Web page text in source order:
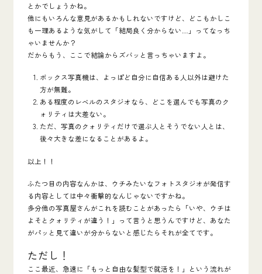
とかでしょうかね。
他にもいろんな意見があるかもしれないですけど、どこもかしこ
も一理あるような気がして「結局良く分からない…」ってなっち
ゃいませんか？
だからもう、ここで結論からズバッと言っちゃいますよ。
ボックス写真機は、よっぽど自分に自信ある人以外は避けた
方が無難。
ある程度のレベルのスタジオなら、どこを選んでも写真のク
ォリティは大差ない。
ただ、写真のクォリティだけで選ぶ人とそうでない人とは、
後々大きな差になることがあるよ。
以上！！
ふたつ目の内容なんかは、
ウチみたいなフォトスタジオが発信す
る内容としては中々衝撃的なんじゃないですかね。
多分他の写真屋さんがこれを読むことがあったら「いや、ウチは
よそとクォリティが違う！」って言うと思うんですけど、あなた
がパッと見て違いが分からないと感じたらそれが全てです。
ただし！
ここ最近、急速に「もっと自由な髪型で就活を！」という流れが